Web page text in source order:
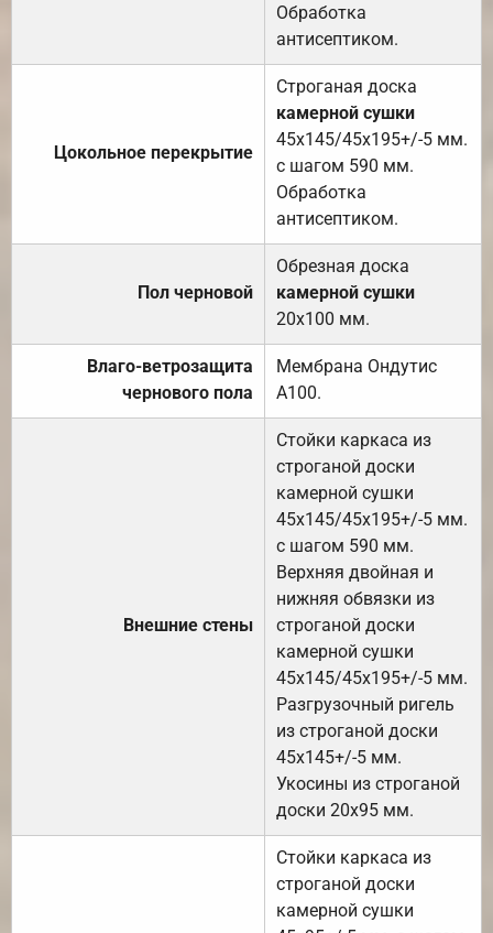
Обработка
антисептиком.
Цокольное перекрытие
Строганая доска
камерной сушки
45х145/45х195+/-5 мм.
с шагом 590 мм.
Обработка
антисептиком.
Пол черновой
Обрезная доска
камерной сушки
20х100 мм.
Влаго-ветрозащита
чернового пола
Мембрана Ондутис
А100.
Внешние стены
Стойки каркаса из
строганой доски
камерной сушки
45х145/45х195+/-5 мм.
с шагом 590 мм.
Верхняя двойная и
нижняя обвязки из
строганой доски
камерной сушки
45х145/45х195+/-5 мм.
Разгрузочный ригель
из строганой доски
45х145+/-5 мм.
Укосины из строганой
доски 20х95 мм.
Стойки каркаса из
строганой доски
камерной сушки